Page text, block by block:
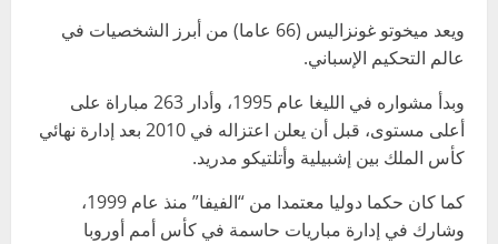
ويعد ميخوتو غونزاليس (66 عاما) من أبرز الشخصيات في
عالم التحكيم الإسباني.
وبدأ مشواره في الليغا عام 1995، وأدار 263 مباراة على
أعلى مستوى، قبل أن يعلن اعتزاله في 2010 بعد إدارة نهائي
كأس الملك بين إشبيلية وأتلتيكو مدريد.
كما كان حكما دوليا معتمدا من “الفيفا” منذ عام 1999،
وشارك في إدارة مباريات حاسمة في كأس أمم أوروبا